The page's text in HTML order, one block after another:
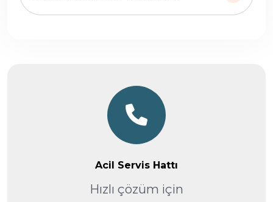
Acil Servis Hattı
Hızlı çözüm için